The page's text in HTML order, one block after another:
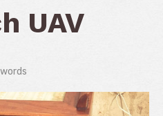
UAV
words